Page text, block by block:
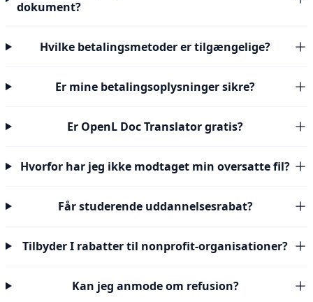
dokument?
Hvilke betalingsmetoder er tilgængelige?
Er mine betalingsoplysninger sikre?
Er OpenL Doc Translator gratis?
Hvorfor har jeg ikke modtaget min oversatte fil?
Får studerende uddannelsesrabat?
Tilbyder I rabatter til nonprofit-organisationer?
Kan jeg anmode om refusion?